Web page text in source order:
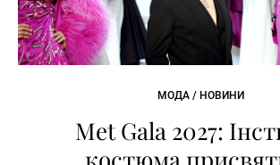
МОДА / НОВИНИ
Met Gala 2027: